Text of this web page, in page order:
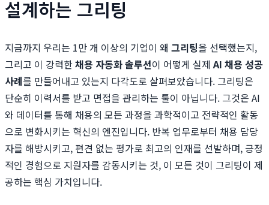
설계하는 그리팅
지금까지 우리는 1만 개 이상의 기업이 왜 그리팅을 선택했는지,
그리고 이 강력한채용 자동화 솔루션이 어떻게 실제AI 채용 성공
사례를 만들어내고 있는지 다각도로 살펴보았습니다. 그리팅은
단순히 이력서를 받고 면접을 관리하는 툴이 아닙니다. 그것은 AI
와 데이터를 통해 채용의 모든 과정을 과학적이고 전략적인 활동
으로 변화시키는 혁신의 엔진입니다. 반복 업무로부터 채용 담당
자를 해방시키고, 편견 없는 평가로 최고의 인재를 선발하며, 긍정
적인 경험으로 지원자를 감동시키는 것, 이 모든 것이 그리팅이 제
공하는 핵심 가치입니다.